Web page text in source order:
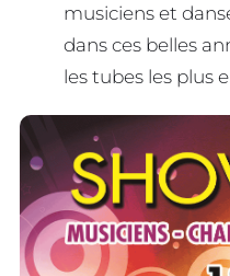
musiciens et
dans ces belles
les tubes les plus